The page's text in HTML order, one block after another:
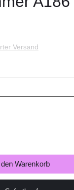
Versand
den Warenkorb